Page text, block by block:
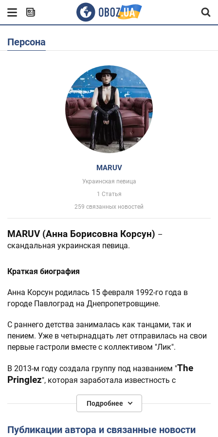
Персона
MARUV
Украинская певица
1 Статья
259 связанных новостей
MARUV (Анна Борисовна Корсун) –
скандальная украинская певица.
Краткая биография
Анна Корсун родилась 15 февраля 1992-го года в
городе Павлоград на Днепропетровщине.
С раннего детства занималась как танцами, так и
пением. Уже в четырнадцать лет отправилась на свои
первые гастроли вместе с коллективом "Лик".
В 2013-м году создала группу под названием "The
Pringlez", которая заработала известность с
и взяла себе сценический псевдонимMARUV.
Высшее образование получила в Харьковском
Подробнее
Публикации автора и связанные новости